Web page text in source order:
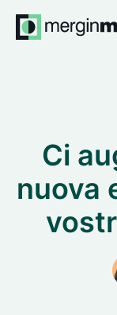
Ci
nuova